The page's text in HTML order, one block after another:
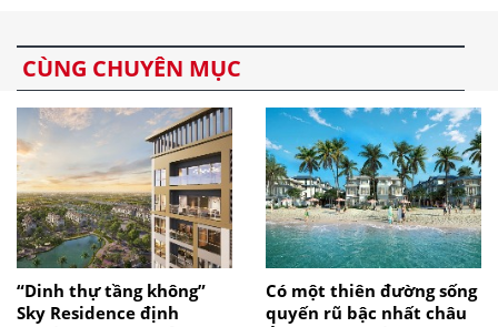
CÙNG CHUYÊN MỤC
“Dinh thự tầng không”
Sky Residence định
Có một thiên đường sống
quyến rũ bậc nhất châu